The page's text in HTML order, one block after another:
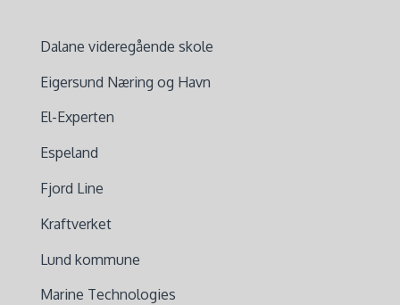
Dalane videregående skole
Eigersund Næring og Havn
El-Experten
Espeland
Fjord Line
Kraftverket
Lund kommune
Marine Technologies